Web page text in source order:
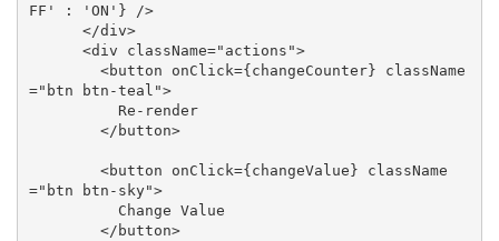
FF' : 'ON'} />
="btn btn-teal">
="btn btn-sky">